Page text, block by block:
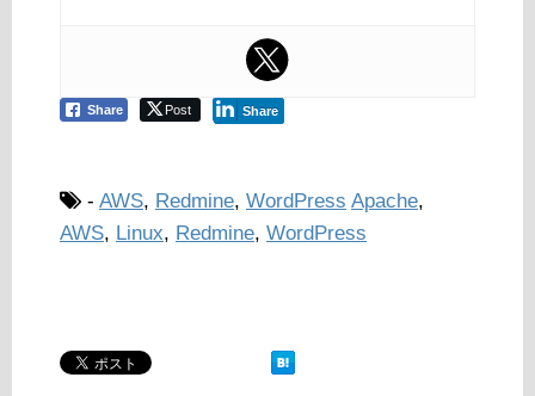
Share Post Share
- AWS, Redmine, WordPress Apache,
AWS, Linux, Redmine, WordPress